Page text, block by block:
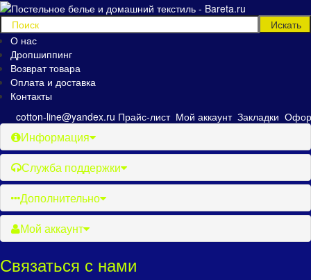
О нас
Дропшиппинг
Возврат товара
Оплата и доставка
Контакты
cotton-line@yandex.ru Прайс-лист Мой аккаунт Закладки
Информация
Служба поддержки
Дополнительно
Мой аккаунт
Связаться с нами